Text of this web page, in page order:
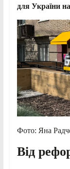
для України
Фото: Яна
Від